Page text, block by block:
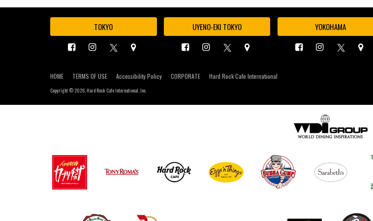
TOKYO UYENO-EKI TOKYO YOKOHAMA
HOME TERMS OF USE Accessibility Policy CORPORATE Hard Rock Cafe International
Copyright © 2026, Hard Rock Cafe International, Inc.